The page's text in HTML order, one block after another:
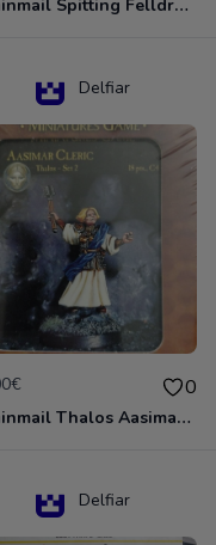
Chainmail Spitting Felldrake
Delfiar
0
Chainmail Thalos Aasimar Cleric
Delfiar